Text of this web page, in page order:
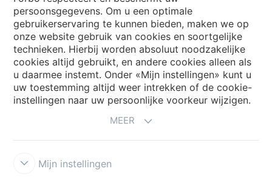
Forbo Movement Systems
Kies een land
persoonsgegevens. Om u een optimale
gebruikerservaring te kunnen bieden, maken we op
onze website gebruik van cookies en soortgelijke
technieken. Hierbij worden absoluut noodzakelijke
cookies altijd gebruikt, en andere cookies alleen als
u daarmee instemt. Onder «Mijn instellingen» kunt u
uw toestemming altijd weer intrekken of de cookie-
instellingen naar uw persoonlijke voorkeur wijzigen.
MEER
Mijn instellingen